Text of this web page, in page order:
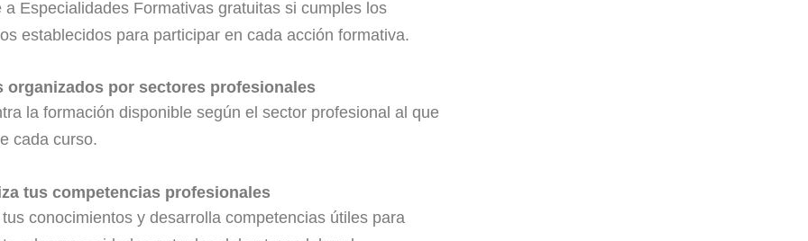
a Especialidades Formativas gratuitas si cumples los
establecidos para participar en cada acción formativa.
organizados por sectores profesionales
la formación disponible según el sector profesional al que
cada curso.
tus competencias profesionales
conocimientos y desarrolla competencias útiles para